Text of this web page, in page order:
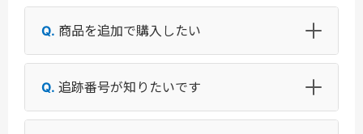
商品を追加で購入したい
追跡番号が知りたいです